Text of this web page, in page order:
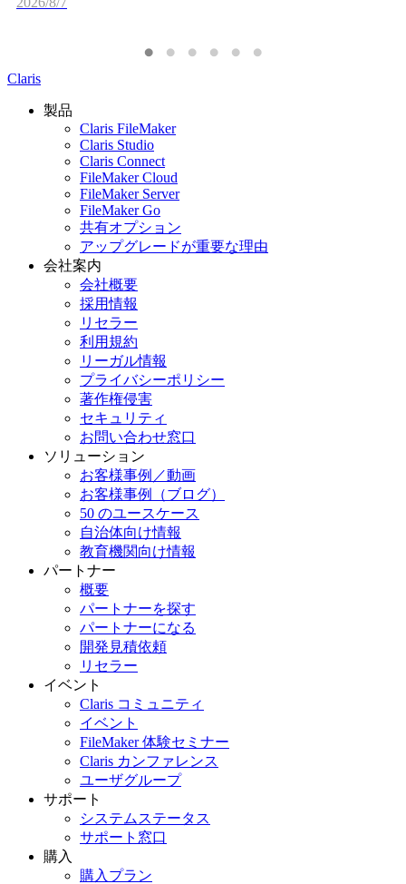
Claris
製品
Claris FileMaker
Claris Studio
Claris Connect
FileMaker Cloud
FileMaker Server
FileMaker Go
共有オプション
アップグレードが重要な理由
会社案内
会社概要
採用情報
リセラー
利用規約
リーガル情報
プライバシーポリシー
著作権侵害
セキュリティ
お問い合わせ窓口
ソリューション
お客様事例／動画
お客様事例（ブログ）
50 のユースケース
自治体向け情報
教育機関向け情報
パートナー
概要
パートナーを探す
パートナーになる
開発見積依頼
リセラー
イベント
Claris コミュニティ
イベント
FileMaker 体験セミナー
Claris カンファレンス
ユーザグループ
サポート
システムステータス
サポート窓口
購入
購入プラン